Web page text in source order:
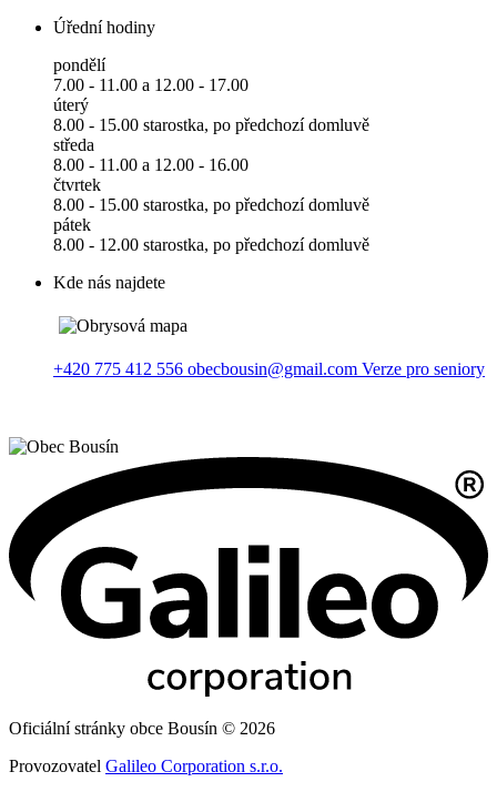
Úřední hodiny
pondělí
7.00 - 11.00 a 12.00 - 17.00
úterý
8.00 - 15.00 starostka, po předchozí domluvě
středa
8.00 - 11.00 a 12.00 - 16.00
čtvrtek
8.00 - 15.00 starostka, po předchozí domluvě
pátek
8.00 - 12.00 starostka, po předchozí domluvě
Kde nás najdete
+420 775 412 556 obecbousin@gmail.com Verze pro seniory
Oficiální stránky obce Bousín © 2026
Provozovatel Galileo Corporation s.r.o.